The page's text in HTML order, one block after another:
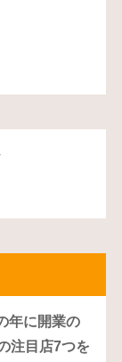
年に開業の
注目店7つを